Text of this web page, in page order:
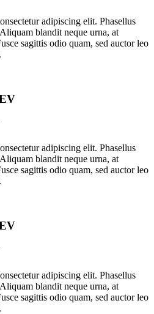
adipiscing elit. Phasellus
blandit neque urna, at
sagittis odio quam, sed auctor leo
adipiscing elit. Phasellus
blandit neque urna, at
sagittis odio quam, sed auctor leo
adipiscing elit. Phasellus
blandit neque urna, at
sagittis odio quam, sed auctor leo